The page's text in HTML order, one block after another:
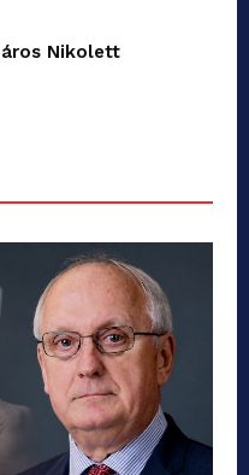
Nikolett